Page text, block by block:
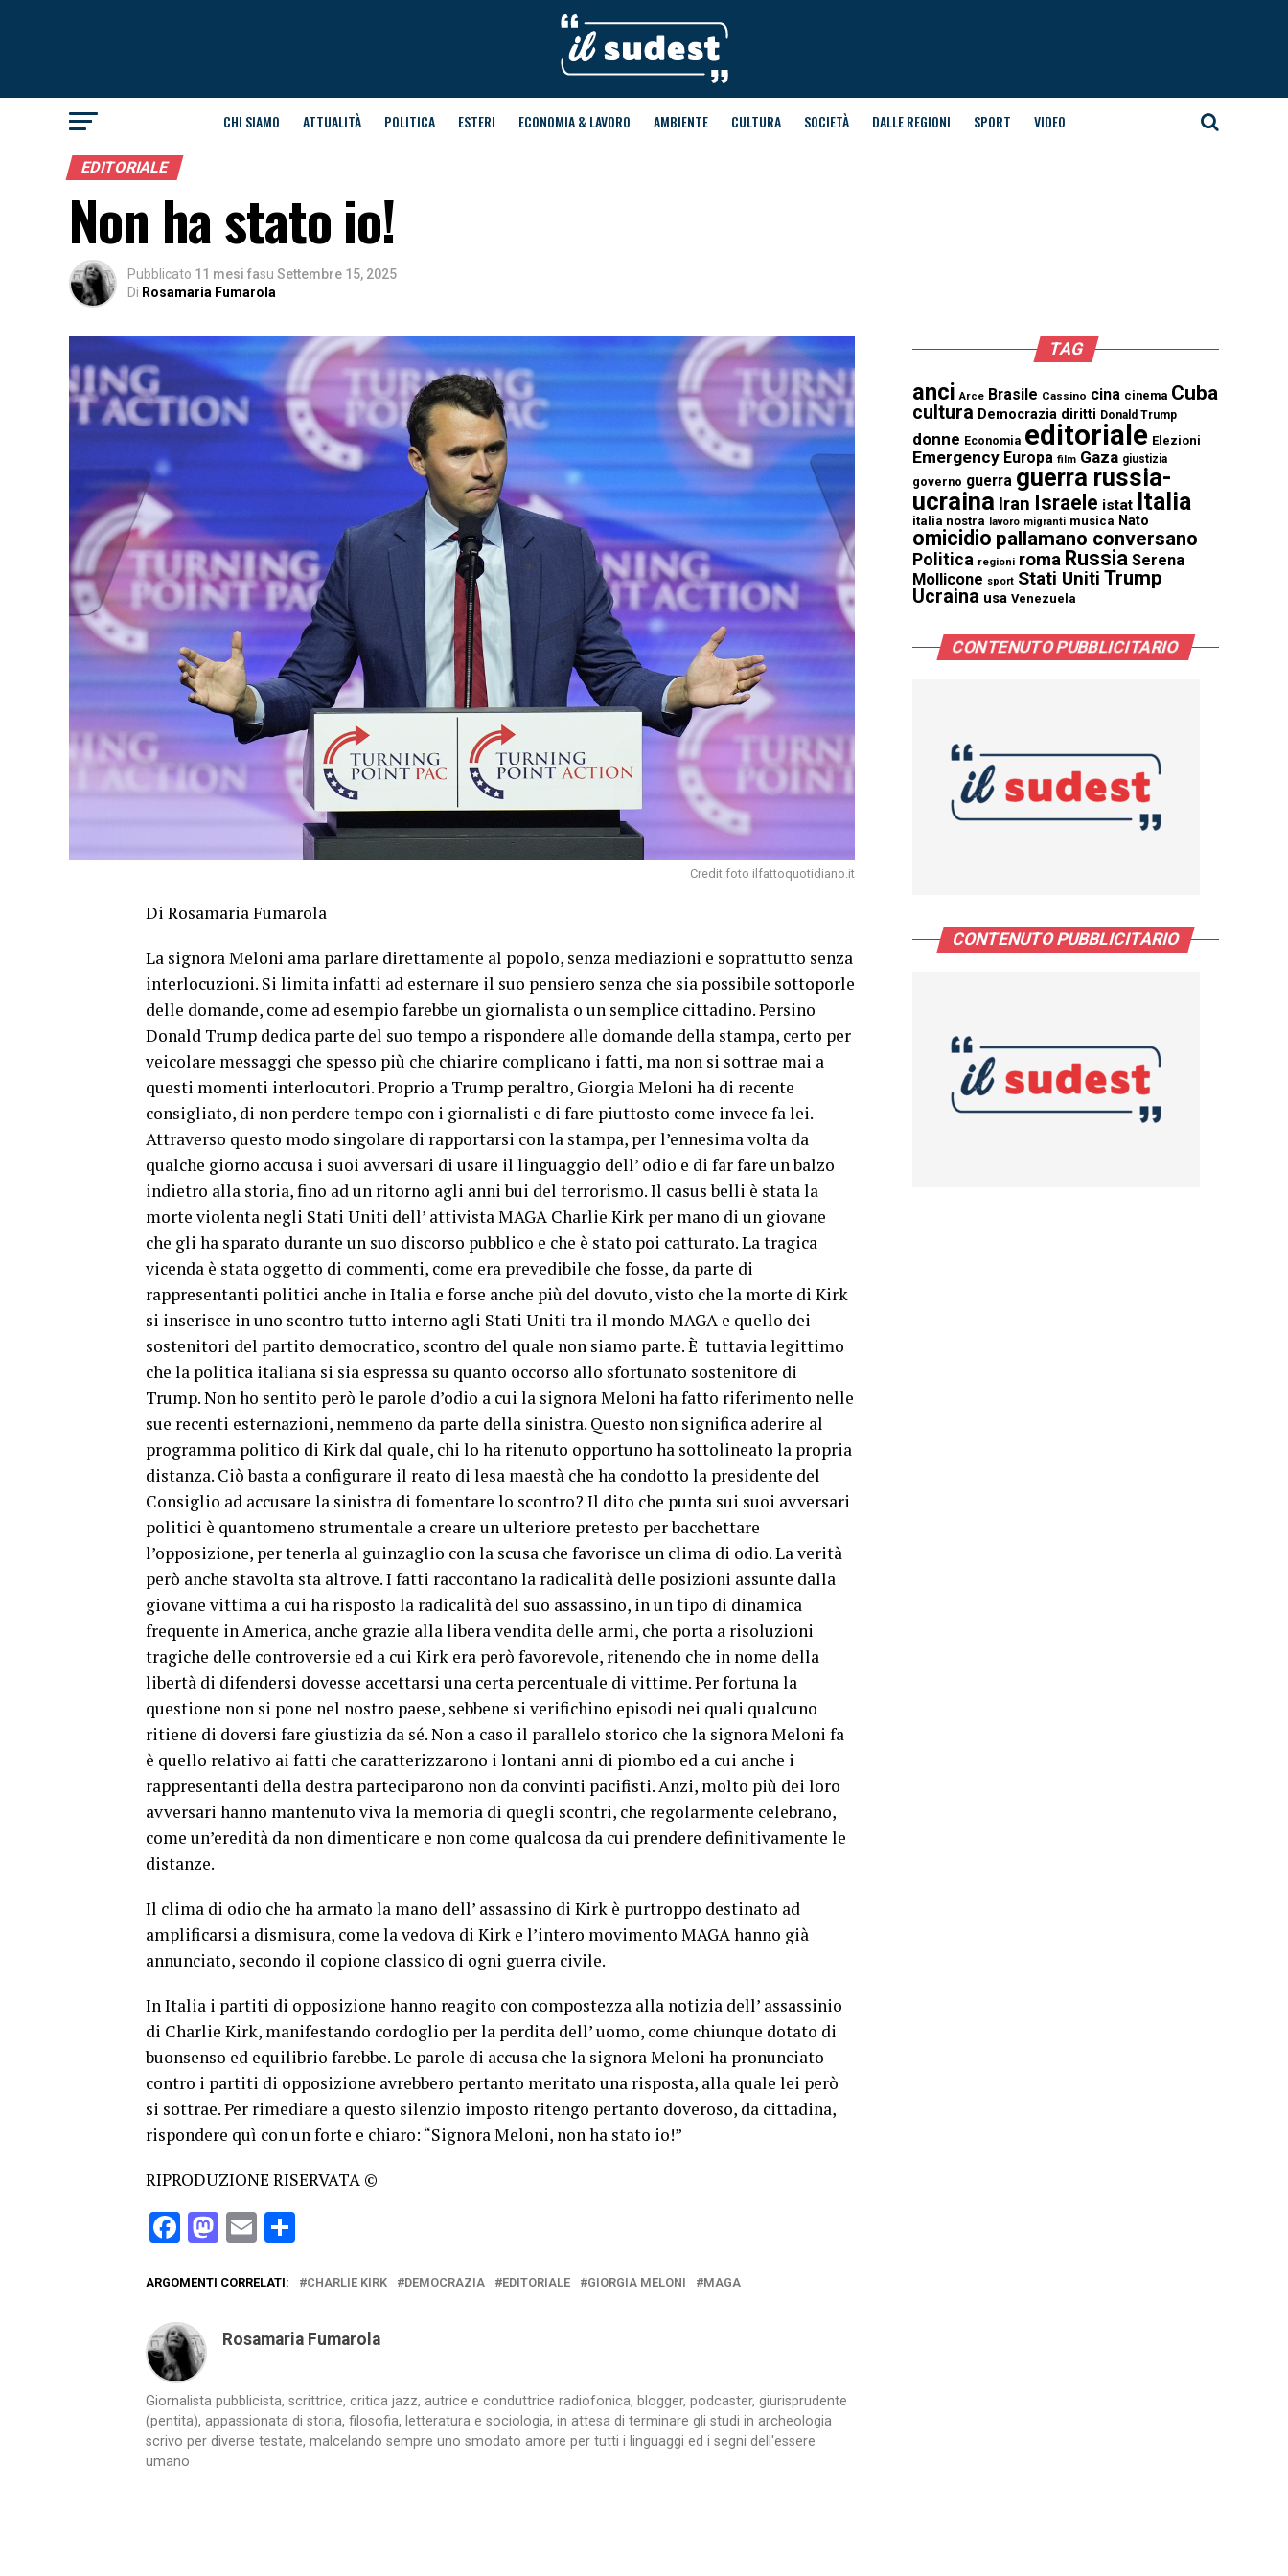
CHI SIAMO ATTUALITÀ POLITICA ESTERI ECONOMIA & LAVORO AMBIENTE CULTURA SOCIETÀ DALLE REGIONI SPORT VIDEO
EDITORIALE
Non ha stato io!
Pubblicato 11 mesi fasu Settembre 15, 2025
Di Rosamaria Fumarola
Credit foto ilfattoquotidiano.it
Di Rosamaria Fumarola
La signora Meloni ama parlare direttamente al popolo, senza mediazioni e soprattutto senza
interlocuzioni. Si limita infatti ad esternare il suo pensiero senza che sia possibile sottoporle
delle domande, come ad esempio farebbe un giornalista o un semplice cittadino. Persino
Donald Trump dedica parte del suo tempo a rispondere alle domande della stampa, certo per
veicolare messaggi che spesso più che chiarire complicano i fatti, ma non si sottrae mai a
questi momenti interlocutori. Proprio a Trump peraltro, Giorgia Meloni ha di recente
consigliato, di non perdere tempo con i giornalisti e di fare piuttosto come invece fa lei.
Attraverso questo modo singolare di rapportarsi con la stampa, per l’ennesima volta da
qualche giorno accusa i suoi avversari di usare il linguaggio dell’ odio e di far fare un balzo
indietro alla storia, fino ad un ritorno agli anni bui del terrorismo. Il casus belli è stata la
morte violenta negli Stati Uniti dell’ attivista MAGA Charlie Kirk per mano di un giovane
che gli ha sparato durante un suo discorso pubblico e che è stato poi catturato. La tragica
vicenda è stata oggetto di commenti, come era prevedibile che fosse, da parte di
rappresentanti politici anche in Italia e forse anche più del dovuto, visto che la morte di Kirk
si inserisce in uno scontro tutto interno agli Stati Uniti tra il mondo MAGA e quello dei
sostenitori del partito democratico, scontro del quale non siamo parte. È tuttavia legittimo
che la politica italiana si sia espressa su quanto occorso allo sfortunato sostenitore di
Trump. Non ho sentito però le parole d’odio a cui la signora Meloni ha fatto riferimento nelle
sue recenti esternazioni, nemmeno da parte della sinistra. Questo non significa aderire al
programma politico di Kirk dal quale, chi lo ha ritenuto opportuno ha sottolineato la propria
distanza. Ciò basta a configurare il reato di lesa maestà che ha condotto la presidente del
Consiglio ad accusare la sinistra di fomentare lo scontro? Il dito che punta sui suoi avversari
politici è quantomeno strumentale a creare un ulteriore pretesto per bacchettare
l’opposizione, per tenerla al guinzaglio con la scusa che favorisce un clima di odio. La verità
però anche stavolta sta altrove. I fatti raccontano la radicalità delle posizioni assunte dalla
giovane vittima a cui ha risposto la radicalità del suo assassino, in un tipo di dinamica
frequente in America, anche grazie alla libera vendita delle armi, che porta a risoluzioni
tragiche delle controversie ed a cui Kirk era però favorevole, ritenendo che in nome della
libertà di difendersi dovesse accettarsi una certa percentuale di vittime. Per fortuna la
questione non si pone nel nostro paese, sebbene si verifichino episodi nei quali qualcuno
ritiene di doversi fare giustizia da sé. Non a caso il parallelo storico che la signora Meloni fa
è quello relativo ai fatti che caratterizzarono i lontani anni di piombo ed a cui anche i
rappresentanti della destra parteciparono non da convinti pacifisti. Anzi, molto più dei loro
avversari hanno mantenuto viva la memoria di quegli scontri, che regolarmente celebrano,
come un’eredità da non dimenticare e non come qualcosa da cui prendere definitivamente le
distanze.
Il clima di odio che ha armato la mano dell’ assassino di Kirk è purtroppo destinato ad
amplificarsi a dismisura, come la vedova di Kirk e l’intero movimento MAGA hanno già
annunciato, secondo il copione classico di ogni guerra civile.
In Italia i partiti di opposizione hanno reagito con compostezza alla notizia dell’ assassinio
di Charlie Kirk, manifestando cordoglio per la perdita dell’ uomo, come chiunque dotato di
buonsenso ed equilibrio farebbe. Le parole di accusa che la signora Meloni ha pronunciato
contro i partiti di opposizione avrebbero pertanto meritato una risposta, alla quale lei però
si sottrae. Per rimediare a questo silenzio imposto ritengo pertanto doveroso, da cittadina,
rispondere quì con un forte e chiaro: “Signora Meloni, non ha stato io!”
RIPRODUZIONE RISERVATA ©
Facebook
Mastodon
Email
ARGOMENTI CORRELATI: CHARLIE KIRK DEMOCRAZIA EDITORIALE GIORGIA MELONI MAGA
Rosamaria Fumarola
Giornalista pubblicista, scrittrice, critica jazz, autrice e conduttrice radiofonica, blogger, podcaster, giurisprudente
(pentita), appassionata di storia, filosofia, letteratura e sociologia, in attesa di terminare gli studi in archeologia
scrivo per diverse testate, malcelando sempre uno smodato amore per tutti i linguaggi ed i segni dell'essere
umano
TAG
anci Arce Brasile Cassino cina cinema Cuba
cultura Democrazia diritti Donald Trump
donne Economia editoriale Elezioni
Emergency Europa film Gaza giustizia
governo guerra guerra russia-
ucraina Iran Israele istat Italia
italia nostra lavoro migranti musica Nato
omicidio pallamano conversano
Politica regioni roma Russia Serena
Mollicone sport Stati Uniti Trump
Ucraina usa Venezuela
CONTENUTO PUBBLICITARIO
CONTENUTO PUBBLICITARIO